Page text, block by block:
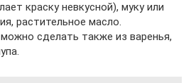
краску невкусной), муку или
растительное масло.
сделать также из варенья,